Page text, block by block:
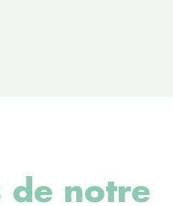
de notre